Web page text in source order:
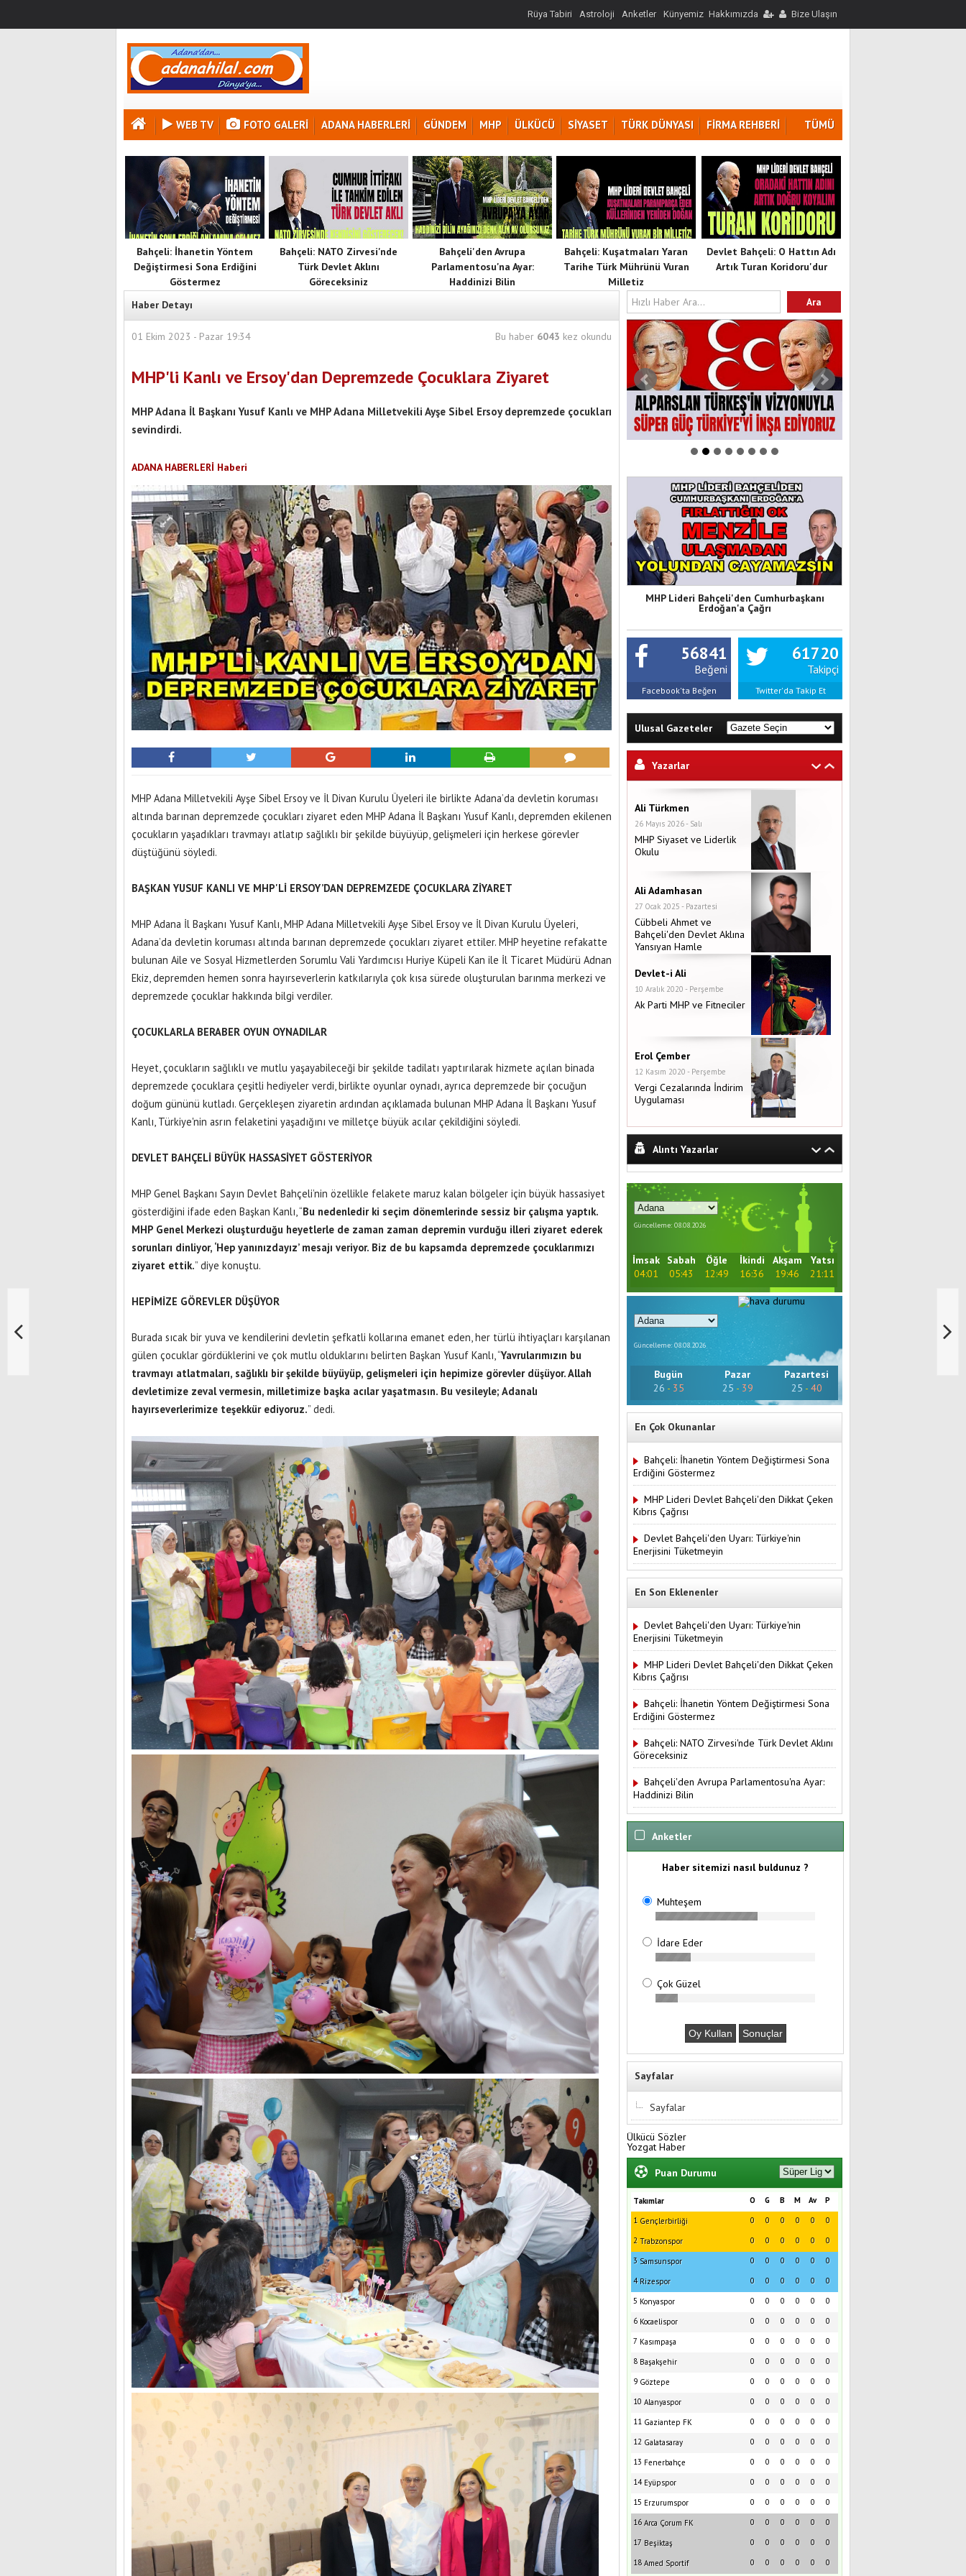
Rüya Tabiri Astroloji Anketler Künyemiz Hakkımızda Bize Ulaşın
WEB TV FOTO GALERI ADANA HABERLERİ GÜNDEM MHP ÜLKÜCÜ SİYASET TÜRK DÜNYASI FİRMA REHBERİ TÜMÜ
Bahçeli: İhanetin Yöntem
Değiştirmesi Sona Erdiğini
Göstermez
Bahçeli: NATO Zirvesi'nde
Türk Devlet Aklını
Göreceksiniz
Bahçeli'den Avrupa
Parlamentosu'na Ayar:
Haddinizi Bilin
Devlet Bahçeli: O Hattın Adı
Artık Turan Koridoru'dur
Bahçeli: Kuşatmaları Yaran
Tarihe Türk Mührünü Vuran
Milletiz
Haber Detayı
01 Ekim 2023 - Pazar 19:34 Bu haber 6043 kez okundu
MHP'li Kanlı ve Ersoy'dan Depremzede Çocuklara Ziyaret
MHP Adana İl Başkanı Yusuf Kanlı ve MHP Adana Milletvekili Ayşe Sibel Ersoy depremzede çocukları
sevindirdi.
ADANA HABERLERİ Haberi
MHP Adana Milletvekili Ayşe Sibel Ersoy ve İl Divan Kurulu Üyeleri ile birlikte Adana’da devletin koruması
altında barınan depremzede çocukları ziyaret eden MHP Adana İl Başkanı Yusuf Kanlı, depremden ekilenen
çocukların yaşadıkları travmayı atlatıp sağlıklı bir şekilde büyüyüp, gelişmeleri için herkese görevler
düştüğünü söyledi.
BAŞKAN YUSUF KANLI VE MHP'Lİ ERSOY’DAN DEPREMZEDE ÇOCUKLARA ZİYARET
MHP Adana İl Başkanı Yusuf Kanlı, MHP Adana Milletvekili Ayşe Sibel Ersoy ve İl Divan Kurulu Üyeleri,
Adana’da devletin koruması altında barınan depremzede çocukları ziyaret ettiler. MHP heyetine refakatte
bulunan Aile ve Sosyal Hizmetlerden Sorumlu Vali Yardımcısı Huriye Küpeli Kan ile İl Ticaret Müdürü Adnan
Ekiz, depremden hemen sonra hayırseverlerin katkılarıyla çok kısa sürede oluşturulan barınma merkezi ve
depremzede çocuklar hakkında bilgi verdiler.
ÇOCUKLARLA BERABER OYUN OYNADILAR
Heyet, çocukların sağlıklı ve mutlu yaşayabileceği bir şekilde tadilatı yaptırılarak hizmete açılan binada
depremzede çocuklara çeşitli hediyeler verdi, birlikte oyunlar oynadı, ayrıca depremzede bir çocuğun
doğum gününü kutladı. Gerçekleşen ziyaretin ardından açıklamada bulunan MHP Adana İl Başkanı Yusuf
Kanlı, Türkiye'nin asrın felaketini yaşadığını ve milletçe büyük acılar çekildiğini söyledi.
DEVLET BAHÇELİ BÜYÜK HASSASİYET GÖSTERİYOR
MHP Genel Başkanı Sayın Devlet Bahçeli’nin özellikle felakete maruz kalan bölgeler için büyük hassasiyet
gösterdiğini ifade eden Başkan Kanlı, “Bu nedenledir ki seçim dönemlerinde sessiz bir çalışma yaptık.
MHP Genel Merkezi oluşturduğu heyetlerle de zaman zaman depremin vurduğu illeri ziyaret ederek
sorunları dinliyor, ‘Hep yanınızdayız’ mesajı veriyor. Biz de bu kapsamda depremzede çocuklarımızı
ziyaret ettik.” diye konuştu.
HEPİMİZE GÖREVLER DÜŞÜYOR
Burada sıcak bir yuva ve kendilerini devletin şefkatli kollarına emanet eden, her türlü ihtiyaçları karşılanan
gülen çocuklar gördüklerini ve çok mutlu olduklarını belirten Başkan Yusuf Kanlı, “Yavrularımızın bu
travmayı atlatmaları, sağlıklı bir şekilde büyüyüp, gelişmeleri için hepimize görevler düşüyor. Allah
devletimize zeval vermesin, milletimize başka acılar yaşatmasın. Bu vesileyle; Adanalı
hayırseverlerimize teşekkür ediyoruz.” dedi.
MHP Lideri Bahçeli'den Cumhurbaşkanı
Erdoğan'a Çağrı
56841
Beğeni
Facebook'ta Beğen
61720
Takipçi
Twitter'da Takip Et
Ulusal Gazeteler
Yazarlar
Ali Türkmen
26 Mayıs 2026 - Salı
MHP Siyaset ve Liderlik
Okulu
Ali Adamhasan
27 Ocak 2025 - Pazartesi
Cübbeli Ahmet ve
Bahçeli'den Devlet Aklına
Yansıyan Hamle
Devlet-i Ali
10 Aralık 2020 - Perşembe
Ak Parti MHP ve Fitneciler
Erol Çember
12 Kasım 2020 - Perşembe
Vergi Cezalarında İndirim
Uygulaması
Alıntı Yazarlar
Güncelleme: 08.08.2026
İmsak
04:01
Sabah
05:43
Öğle
12:49
İkindi
16:36
Akşam
19:46
Yatsı
21:11
Güncelleme: 08.08.2026
Bugün
26 - 35
Pazar
25 - 39
Pazartesi
25 - 40
En Çok Okunanlar
Bahçeli: İhanetin Yöntem Değiştirmesi Sona
Erdiğini Göstermez
MHP Lideri Devlet Bahçeli'den Dikkat Çeken
Kıbrıs Çağrısı
Devlet Bahçeli'den Uyarı: Türkiye'nin
Enerjisini Tüketmeyin
En Son Eklenenler
Devlet Bahçeli'den Uyarı: Türkiye'nin
Enerjisini Tüketmeyin
MHP Lideri Devlet Bahçeli'den Dikkat Çeken
Kıbrıs Çağrısı
Bahçeli: İhanetin Yöntem Değiştirmesi Sona
Erdiğini Göstermez
Bahçeli: NATO Zirvesi'nde Türk Devlet Aklını
Göreceksiniz
Bahçeli'den Avrupa Parlamentosu'na Ayar:
Haddinizi Bilin
Anketler
Haber sitemizi nasıl buldunuz ?
Muhteşem
İdare Eder
Çok Güzel
Sayfalar
Sayfalar
Ülkücü Sözler
Yozgat Haber
Puan Durumu
Takımlar P
Av
M
B
G
O
1 Gençlerbirliği 0
0
0
0
0
0
2 Trabzonspor 0
0
0
0
0
0
3 Samsunspor 0
0
0
0
0
0
4 Rizespor 0
0
0
0
0
0
5 Konyaspor 0
0
0
0
0
0
6 Kocaelispor 0
0
0
0
0
0
7 Kasımpaşa 0
0
0
0
0
0
8 Başakşehir 0
0
0
0
0
0
9 Göztepe 0
0
0
0
0
0
10 Alanyaspor 0
0
0
0
0
0
11 Gaziantep FK 0
0
0
0
0
0
12 Galatasaray 0
0
0
0
0
0
13 Fenerbahçe 0
0
0
0
0
0
14 Eyüpspor 0
0
0
0
0
0
15 Erzurumspor 0
0
0
0
0
0
16 Arca Çorum FK 0
0
0
0
0
0
17 Beşiktaş 0
0
0
0
0
0
18 Amed Sportif 0
0
0
0
0
0